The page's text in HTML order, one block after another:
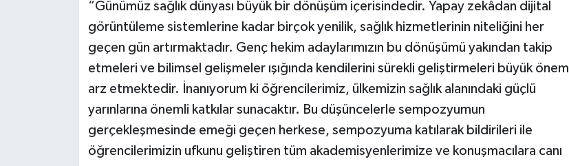
“Günümüz sağlık dünyası büyük bir dönüşüm içerisindedir. Yapay zekâdan dijital
görüntüleme sistemlerine kadar birçok yenilik, sağlık hizmetlerinin niteliğini her
geçen gün artırmaktadır. Genç hekim adaylarımızın bu dönüşümü yakından takip
etmeleri ve bilimsel gelişmeler ışığında kendilerini sürekli geliştirmeleri büyük önem
arz etmektedir. İnanıyorum ki öğrencilerimiz, ülkemizin sağlık alanındaki güçlü
yarınlarına önemli katkılar sunacaktır. Bu düşüncelerle sempozyumun
gerçekleşmesinde emeği geçen herkese, sempozyuma katılarak bildirileri ile
öğrencilerimizin ufkunu geliştiren tüm akademisyenlerimize ve konuşmacılara canı